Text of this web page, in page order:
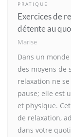
PRATIQUE
Exercices de
détente au
Marise
Dans un
des moyens de
relaxation ne
pause; elle est
et physique.
de relaxation,
dans votre